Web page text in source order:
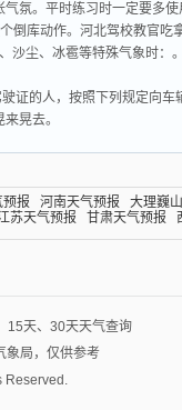
氛。平时练习时一定要多
倒库动作。河北驾校教官吃
沙尘、冰雹等特殊气象时：
证的人，按照下列规定向
晃去。
预报 河南天气预报
大理巍
苏天气预报 甘肃天气预报
15天、30天天气查询
象局，仅供参考
Reserved.